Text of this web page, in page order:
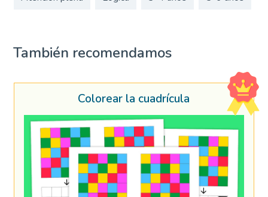
También recomendamos
Colorear la cuadrícula